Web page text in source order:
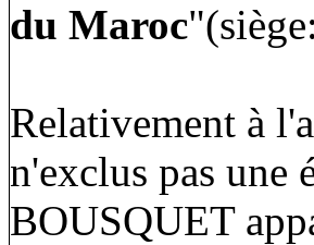
du Maroc
Relativement à
n'exclus pas une
BOUSQUET